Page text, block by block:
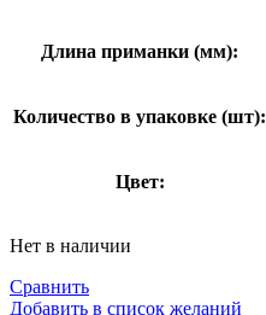
Длина приманки (мм):
Количество в упаковке (шт):
Цвет:
Нет в наличии
Сравнить
Добавить в список желаний